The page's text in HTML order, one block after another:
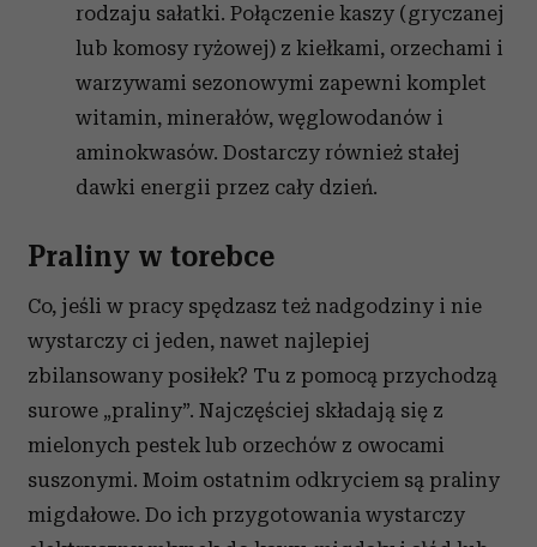
rodzaju sałatki. Połączenie kaszy (gryczanej
lub komosy ryżowej) z kiełkami, orzechami i
warzywami sezonowymi zapewni komplet
witamin, minerałów, węglowodanów i
aminokwasów. Dostarczy również stałej
dawki energii przez cały dzień.
Praliny w torebce
Co, jeśli w pracy spędzasz też nadgodziny i nie
wystarczy ci jeden, nawet najlepiej
zbilansowany posiłek? Tu z pomocą przychodzą
surowe „praliny”. Najczęściej składają się z
mielonych pestek lub orzechów z owocami
suszonymi. Moim ostatnim odkryciem są praliny
migdałowe. Do ich przygotowania wystarczy